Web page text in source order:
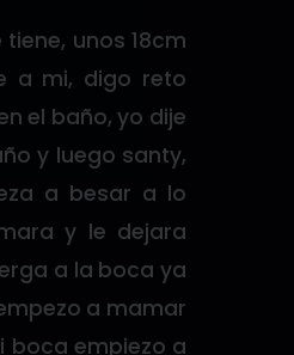
unos 18cm
a mi, digo reto
el baño, yo dije
y luego santy,
a besar a lo
y le dejara
a la boca ya
a mamar
boca empiezo a